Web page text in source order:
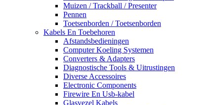
Muizen / Trackball / Presenter
Pennen
Toetsenborden / Toetsenborden
Kabels En Toebehoren
Afstandsbedieningen
Computer Koeling Systemen
Converters & Adapters
Diagnostische Tools & Uitrustingen
Diverse Accessoires
Electronic Components
Firewire En Usb-kabel
Glasvezel Kabels